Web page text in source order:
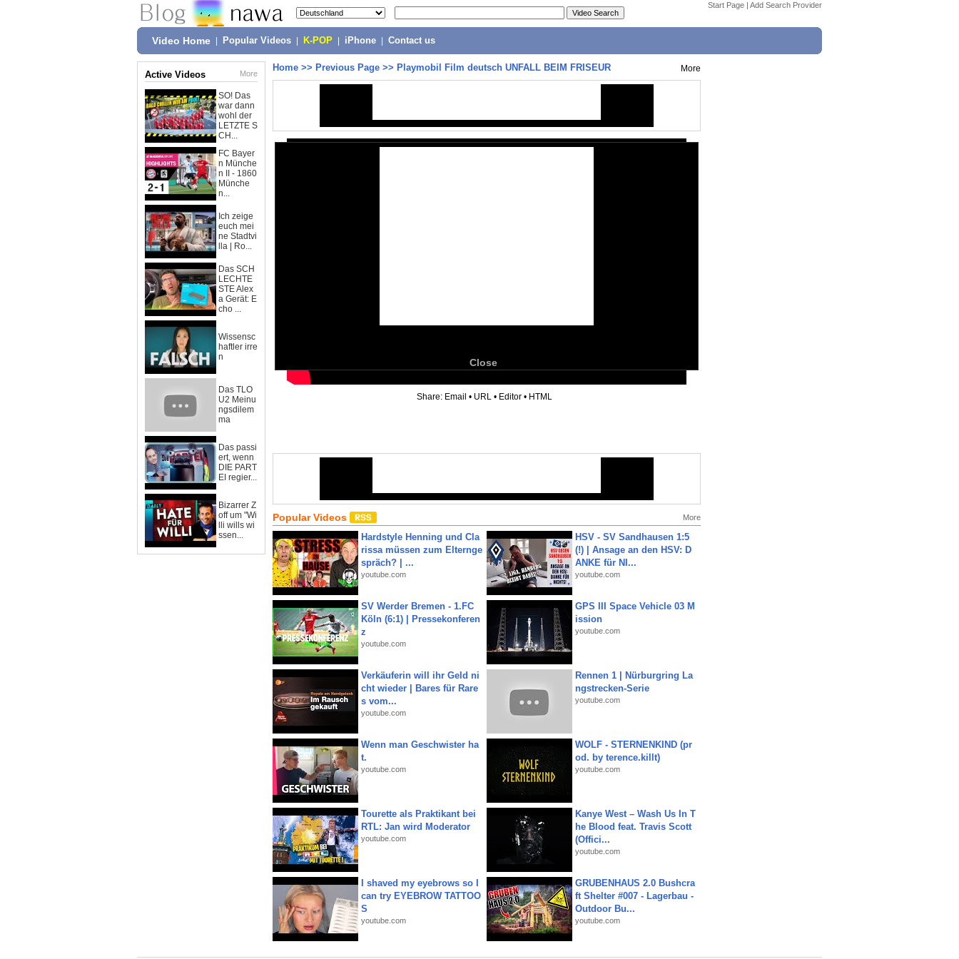
Start Page | Add Search Provider
Video Home Popular Videos K-POP iPhone Contact us
Active Videos More
SO! Das
war dann
wohl der
LETZTE S
CH...
FC Bayer
n Münche
n II - 1860
Münche
n...
Ich zeige
euch mei
ne Stadtvi
lla | Ro...
Das SCH
LECHTE
STE Alex
a Gerät: E
cho ...
Wissensc
haftler irre
n
Das TLO
U2 Meinu
ngsdilem
ma
Das passi
ert, wenn
DIE PART
EI regier...
Bizarrer Z
off um "Wi
lli wills wi
ssen...
Home >> Previous Page >> Playmobil Film deutsch UNFALL BEIM FRISEUR More
Close
Share: Email • URL • Editor • HTML
Popular Videos More
Hardstyle Henning und Cla
rissa müssen zum Elternge
spräch? | ...
youtube.com
HSV - SV Sandhausen 1:5
(!) | Ansage an den HSV: D
ANKE für NI...
youtube.com
SV Werder Bremen - 1.FC
Köln (6:1) | Pressekonferen
z
youtube.com
GPS III Space Vehicle 03 M
ission
youtube.com
Verkäuferin will ihr Geld ni
cht wieder | Bares für Rare
s vom...
youtube.com
Rennen 1 | Nürburgring La
ngstrecken-Serie
youtube.com
Wenn man Geschwister ha
t.
youtube.com
WOLF - STERNENKIND (pr
od. by terence.killt)
youtube.com
Tourette als Praktikant bei
RTL: Jan wird Moderator
youtube.com
Kanye West – Wash Us In T
he Blood feat. Travis Scott
(Offici...
youtube.com
I shaved my eyebrows so I
can try EYEBROW TATTOO
S
youtube.com
GRUBENHAUS 2.0 Bushcra
ft Shelter #007 - Lagerbau -
Outdoor Bu...
youtube.com